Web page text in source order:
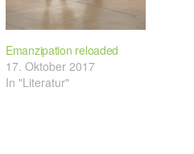
Emanzipation reloaded
17. Oktober 2017
In "Literatur"